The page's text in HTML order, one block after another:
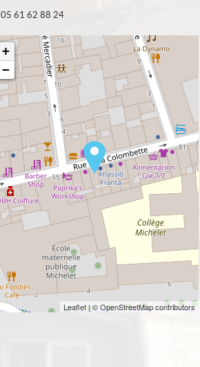
05 61 62 88 24
+
−
Leaflet | © OpenStreetMap contributors